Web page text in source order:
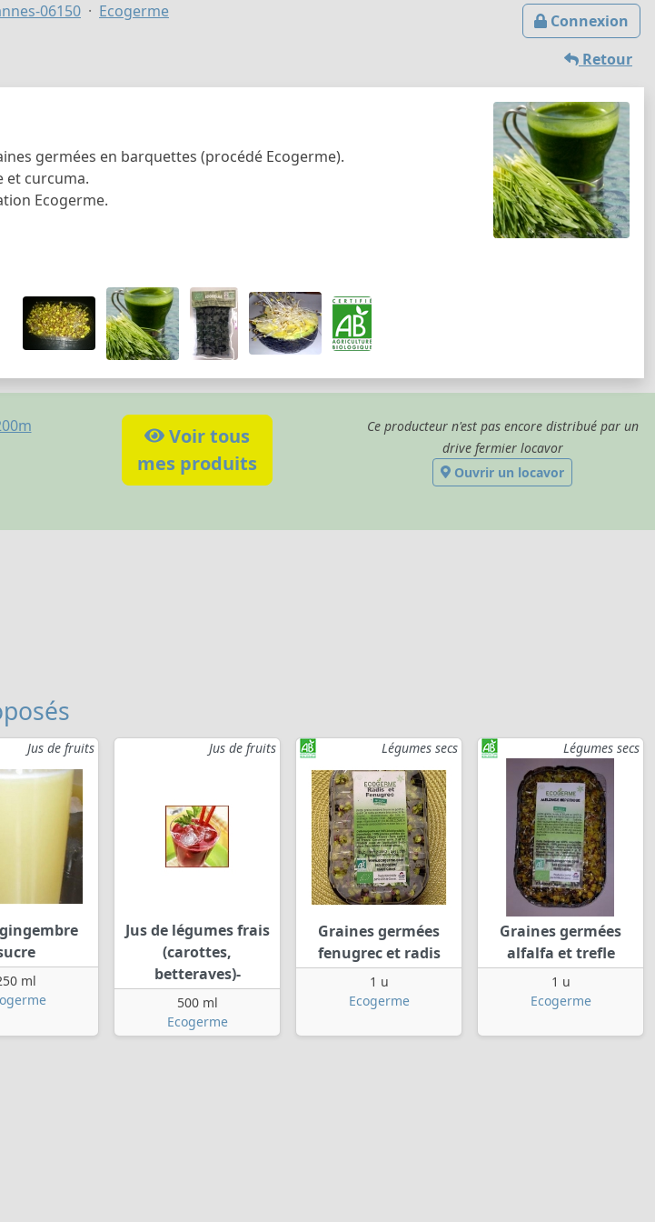
Connexion
06150 Ecogerme
Retour
germées en barquettes (procédé Ecogerme).
et curcuma.
Ecogerme.
Voir tous
mes produits
Ce producteur n'est pas encore distribué par un
drive fermier locavor
Ouvrir un locavor
Jus de fruits
ml
Jus de fruits
Jus de légumes frais
(carottes,
betteraves)-
500 ml
Ecogerme
Légumes secs
Graines germées
fenugrec et radis
1 u
Ecogerme
Légumes secs
Graines germées
alfalfa et trefle
1 u
Ecogerme